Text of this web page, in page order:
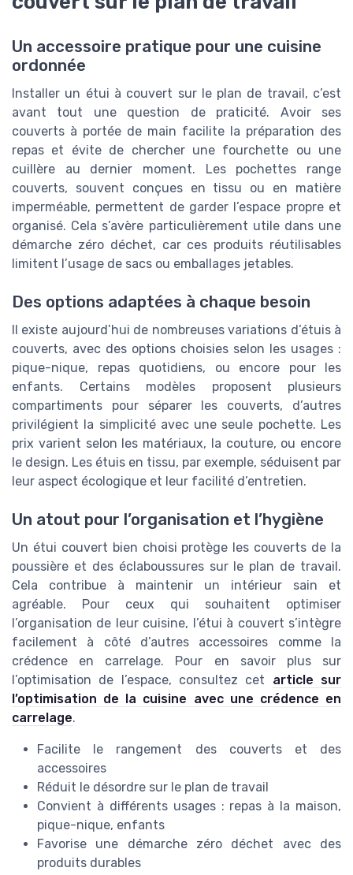
Un accessoire pratique pour une cuisine
ordonnée
Installer un étui à couvert sur le plan de travail, c’est
avant tout une question de praticité. Avoir ses
couverts à portée de main facilite la préparation des
repas et évite de chercher une fourchette ou une
cuillère au dernier moment. Les pochettes range
couverts, souvent conçues en tissu ou en matière
imperméable, permettent de garder l’espace propre et
organisé. Cela s’avère particulièrement utile dans une
démarche zéro déchet, car ces produits réutilisables
limitent l’usage de sacs ou emballages jetables.
Des options adaptées à chaque besoin
Il existe aujourd’hui de nombreuses variations d’étuis à
couverts, avec des options choisies selon les usages :
pique-nique, repas quotidiens, ou encore pour les
enfants. Certains modèles proposent plusieurs
compartiments pour séparer les couverts, d’autres
privilégient la simplicité avec une seule pochette. Les
prix varient selon les matériaux, la couture, ou encore
le design. Les étuis en tissu, par exemple, séduisent par
leur aspect écologique et leur facilité d’entretien.
Un atout pour l’organisation et l’hygiène
Un étui couvert bien choisi protège les couverts de la
poussière et des éclaboussures sur le plan de travail.
Cela contribue à maintenir un intérieur sain et
agréable. Pour ceux qui souhaitent optimiser
l’organisation de leur cuisine, l’étui à couvert s’intègre
facilement à côté d’autres accessoires comme la
crédence en carrelage. Pour en savoir plus sur
l’optimisation de l’espace, consultez cet article sur
l’optimisation de la cuisine avec une crédence en
carrelage.
Facilite le rangement des couverts et des
accessoires
Réduit le désordre sur le plan de travail
Convient à différents usages : repas à la maison,
pique-nique, enfants
Favorise une démarche zéro déchet avec des
produits durables